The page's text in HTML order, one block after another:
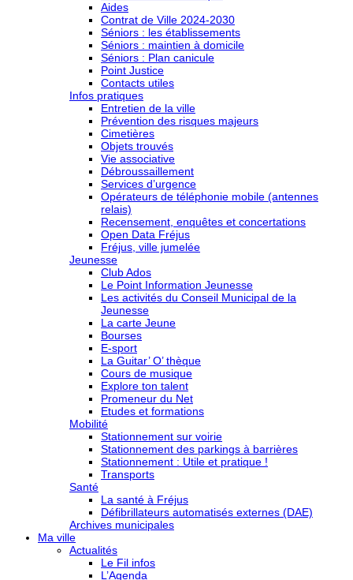
Aides
Contrat de Ville 2024-2030
Séniors : les établissements
Séniors : maintien à domicile
Séniors : Plan canicule
Point Justice
Contacts utiles
Infos pratiques
Entretien de la ville
Prévention des risques majeurs
Cimetières
Objets trouvés
Vie associative
Débroussaillement
Services d’urgence
Opérateurs de téléphonie mobile (antennes
relais)
Recensement, enquêtes et concertations
Open Data Fréjus
Fréjus, ville jumelée
Jeunesse
Club Ados
Le Point Information Jeunesse
Les activités du Conseil Municipal de la
Jeunesse
La carte Jeune
Bourses
E-sport
La Guitar’ O’ thèque
Cours de musique
Explore ton talent
Promeneur du Net
Etudes et formations
Mobilité
Stationnement sur voirie
Stationnement des parkings à barrières
Stationnement : Utile et pratique !
Transports
Santé
La santé à Fréjus
Défibrillateurs automatisés externes (DAE)
Archives municipales
Ma ville
Actualités
Le Fil infos
L’Agenda